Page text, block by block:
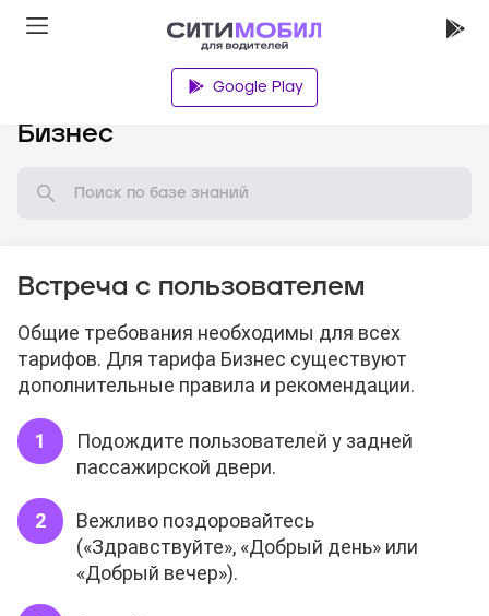
Google Play
Бизнес
Встреча с пользователем
Общие требования необходимы для всех
тарифов. Для тарифа Бизнес существуют
дополнительные правила и рекомендации.
Подождите пользователей у задней
пассажирской двери.
Вежливо поздоровайтесь
(«Здравствуйте», «Добрый день» или
«Добрый вечер»).